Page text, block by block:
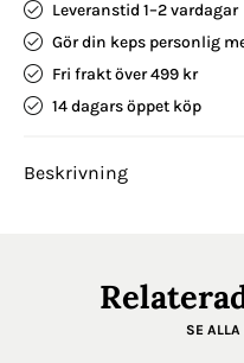
Leveranstid 1–2 vardagar
Gör din keps personlig
Fri frakt över 499 kr
14 dagars öppet köp
Beskrivning
SE ALLA